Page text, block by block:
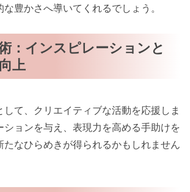
豊かさへ導いてくれるでしょう。
：インスピレーションと
上
して、クリエイティブな活動を応援しま
ションを与え、表現力を高める手助けを
たなひらめきが得られるかもしれません